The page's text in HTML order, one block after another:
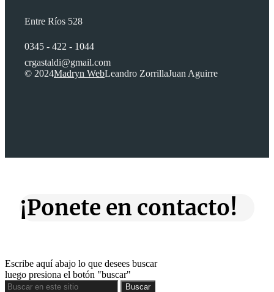
Entre Ríos 528
0345 - 422 - 1044
crgastaldi@gmail.com
© 2024Madryn WebLeandro ZorrillaJuan Aguirre
¡Ponete en contacto!
Escribe aquí abajo lo que desees buscar
luego presiona el botón "buscar"
Buscar
Buscar